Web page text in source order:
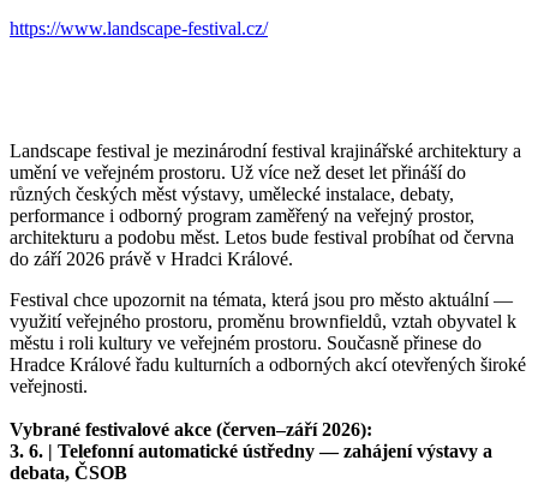
https://www.landscape-festival.cz/
Landscape festival je mezinárodní festival krajinářské architektury a
umění ve veřejném prostoru. Už více než deset let přináší do
různých českých měst výstavy, umělecké instalace, debaty,
performance i odborný program zaměřený na veřejný prostor,
architekturu a podobu měst. Letos bude festival probíhat od června
do září 2026 právě v Hradci Králové.
Festival chce upozornit na témata, která jsou pro město aktuální —
využití veřejného prostoru, proměnu brownfieldů, vztah obyvatel k
městu i roli kultury ve veřejném prostoru. Současně přinese do
Hradce Králové řadu kulturních a odborných akcí otevřených široké
veřejnosti.
Vybrané festivalové akce (červen–září 2026):
3. 6. | Telefonní automatické ústředny — zahájení výstavy a
debata, ČSOB